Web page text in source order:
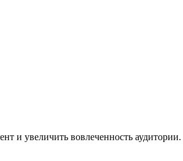
и увеличить вовлеченность аудитории.